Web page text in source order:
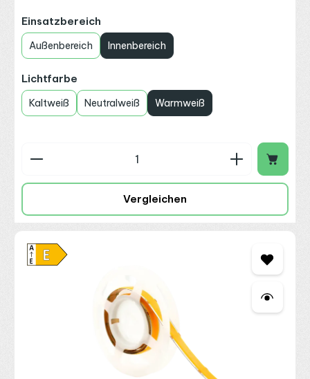
Einsatzbereich
Außenbereich Innenbereich
Lichtfarbe
Kaltweiß Neutralweiß Warmweiß
Produkt Anzahl: Gib den gewünschten Wert
Vergleichen